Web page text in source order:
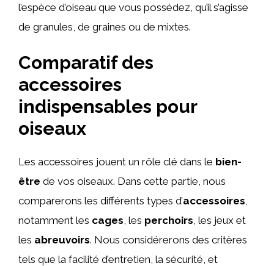
l’espèce d’oiseau que vous possédez, qu’il s’agisse
de granules, de graines ou de mixtes.
Comparatif des
accessoires
indispensables pour
oiseaux
Les accessoires jouent un rôle clé dans le bien-
être de vos oiseaux. Dans cette partie, nous
comparerons les différents types d’accessoires,
notamment les cages, les perchoirs, les jeux et
les abreuvoirs. Nous considérerons des critères
tels que la facilité d’entretien, la sécurité, et